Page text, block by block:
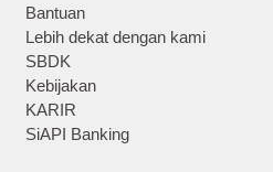
Bantuan
Lebih dekat dengan kami
SBDK
Kebijakan
KARIR
SiAPI Banking